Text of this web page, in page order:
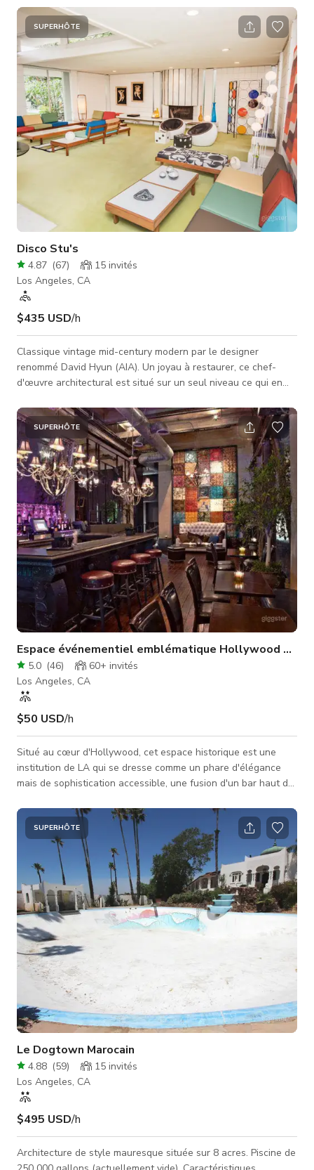
frais du centre-ville de Los Angeles et offre la meilleure vue
disponible, ininterrompue, sur la skyline du centre-ville de Los
Angeles. Le toit comprend également plusieurs structures
uniques, des puits de lumière et fenêtres, des murs peints
SUPERHÔTE
Disco Stu's
4.87 (67) 15 invités
Los Angeles, CA
$435 USD/h
Classique vintage mid-century modern par le designer
renommé David Hyun (AIA). Un joyau à restaurer, ce chef-
d'œuvre architectural est situé sur un seul niveau ce qui en
stylées et des rassemblements branchés ! Blocs de béton,
murs de verre, plafonds flottants, sols en terrazzo et bien
d'autres éléments originaux sont encore intacts. Piscine
baignée de soleil et cabane rétro sont le summum ! Le tarif
minimum affiché est bas�
SUPERHÔTE
Espace événementiel emblématique Hollywood Bar
5.0 (46) 60+ invités
Los Angeles, CA
$50 USD/h
Situé au cœur d'Hollywood, cet espace historique est une
institution de LA qui se dresse comme un phare d'élégance
mais de sophistication accessible, une fusion d'un bar haut de
emblématique et un restaurant primé. Ici, l'excellence culinaire
et les cocktails artisanaux se mêlent pour créer une
expérience inégalée. Situé à deux pas d'autres sites
emblématiques tels que l'hôtel W, Amoeba Records, et plus
encore. Ancienne m
SUPERHÔTE
Le Dogtown Marocain
4.88 (59) 15 invités
Los Angeles, CA
$495 USD/h
Architecture de style mauresque située sur 8 acres. Piscine de